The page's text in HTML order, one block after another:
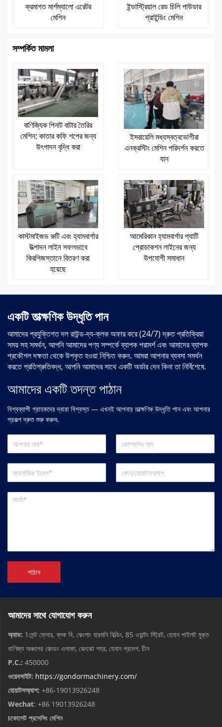
ক্রমাগত মার্শম্যালো এরেটর
মেশিন
ইন্ডাস্ট্রিয়াল রেড চিলি পাউডার
গ্রাইন্ডিং মেশিন
সম্পর্কিত মামলা
বাণিজ্যিক পিনাট বাটার তৈরির
মেশিন: কাতার কফি শপের জন্য
উৎপাদন বৃদ্ধি করা
ইসরায়েলি মধ্যস্বত্বভোগীরা
এনক্রস্টিং মেশিন পরিদর্শন করতে
যান
কাস্টমাইজড রুটি এবং হ্যামবার্গার
উত্পাদন লাইন সফলভাবে
কিরগিজস্তানে বিতরণ করা
হয়েছে
আমেরিকান হ্যামবার্গার প্যাটি
প্রোডাকশন লাইনের জন্য
উপযোগী সমাধান
একটি তাত্ক্ষণিক উদ্ধৃতি পান
আমাদের প্রযুক্তিগত দল রাউন্ড-দ্য-ক্লক অফার করে (24/7) দ্রুত প্রতিক্রিয়া
সময় সহ সমর্থন, আপনি আমাদের পণ্য সম্পর্কে ব্যাপক পরামর্শ এবং আমাদের ব্যাপক
প্রকৌশল দক্ষতা থেকে উপকৃত হওয়া নিশ্চিত করুন. আমরা আপনার ব্যবসা সমর্থন
করতে প্রতিশ্রুতিবদ্ধ, আপনি আমাদের সাথে একটি অর্ডার দেন কিনা তা নির্বিশেষে.
আমাদের একটি তদন্ত পাঠান
বিশ্বব্যাপী গ্রাহকদের দ্বারা বিশ্বস্ত — এখনই আপনার তাত্ক্ষণিক উদ্ধৃতি পান এবং আপনার
প্রকল্প দ্রুত শুরু করুন৷.
পাঠান
আমাদের সাথে যোগাযোগ করুন
অ্যাড: 1সেন্ট ফ্লোর, ব্লক বি, ঝেংশাং হারমনি বিল্ডিং, 85 ওয়ান্টং স্ট্রিট, হেনান পাইলট মুক্ত
বাণিজ্য অঞ্চলের ঝেংডং এলাকা, ঝেংঝো শহর, হেনান প্রদেশ, চীন
P.C.: 450000
ওয়েবসাইট: https://gondormachinery.com/
হোয়াটসঅ্যাপ: +86-19013926248
Wechat: +86 19013926248
চকোলেট প্রসেসিং মেশিন